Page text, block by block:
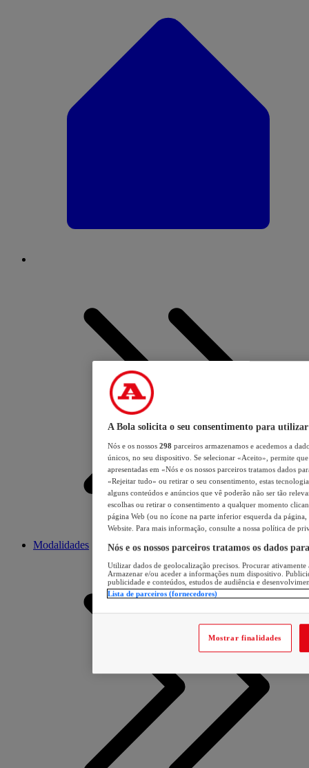
Modalidades
A Bola solicita o seu consentimento para utilizar
Nós e os nossos 298 parceiros armazenamos e acedemos a
únicos, no seu dispositivo. Se selecionar «Aceito», permite
apresentadas em «Nós e os nossos parceiros tratamos dados
«Rejeitar tudo» ou retirar o seu consentimento, estas
alguns conteúdos e anúncios que vê poderão não ser tão
escolhas ou retirar o consentimento a qualquer momento
página Web (ou no ícone na parte inferior esquerda da página,
Website. Para mais informação, consulte a nossa política de
Nós e os nossos parceiros tratamos os dados
Utilizar dados de geolocalização precisos. Procurar
Armazenar e/ou aceder a informações num dispositivo.
publicidade e conteúdos, estudos de audiência e
Lista de parceiros (fornecedores)
Mostrar finalidades